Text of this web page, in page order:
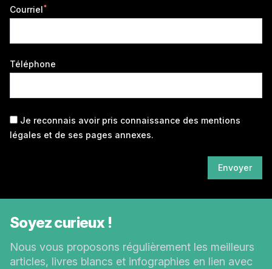
Courriel*
Téléphone
Je reconnais avoir pris connaissance des mentions
légales et de ses pages annexes.
Envoyer
Soyez curieux !
Nous vous proposons régulièrement les meilleurs
articles, livres blancs et infographies en lien avec